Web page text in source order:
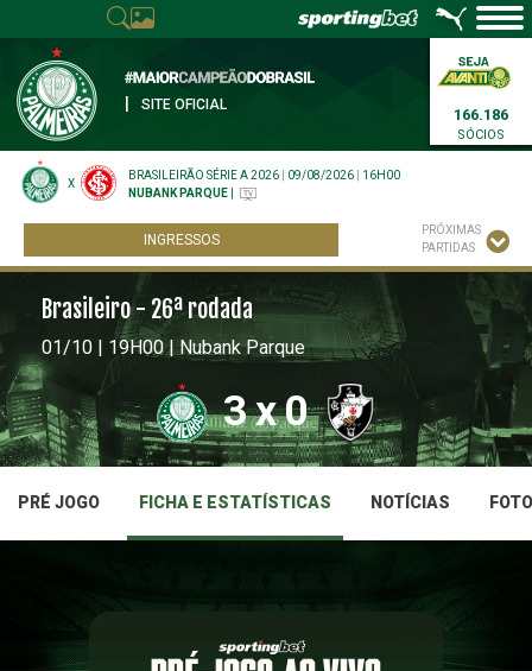
SITE OFICIAL
166.186
SÓCIOS
X
BRASILEIRÃO SÉRIE A 2026 09/08/2026
16H00
NUBANK PARQUE
INGRESSOS
PRÓXIMAS
PARTIDAS
Brasileiro - 26ª rodada
01/10 | 19H00 | Nubank Parque
3x0
PRÉ JOGO FICHA E ESTATÍSTICAS NOTÍCIAS